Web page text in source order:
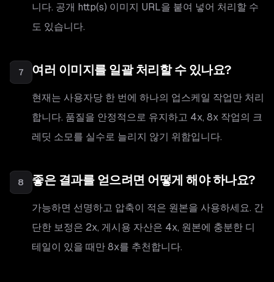
니다. 공개 http(s) 이미지 URL을 붙여 넣어 처리할 수
도 있습니다.
7 여러 이미지를 일괄 처리할 수 있나요?
현재는 사용자당 한 번에 하나의 업스케일 작업만 처리
합니다. 품질을 안정적으로 유지하고 4x, 8x 작업의 크
레딧 소모를 실수로 늘리지 않기 위함입니다.
8 좋은 결과를 얻으려면 어떻게 해야 하나요?
가능하면 선명하고 압축이 적은 원본을 사용하세요. 간
단한 보정은 2x, 게시용 자산은 4x, 원본에 충분한 디
테일이 있을 때만 8x를 추천합니다.